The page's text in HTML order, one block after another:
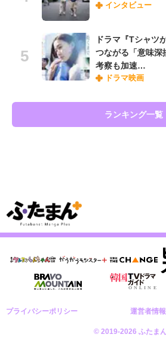
インタビュー
ドラマ『Tシャツ
つながる「意味
考察も加速…
ドラマ映画
ランキング一覧
プライバシーポリシー 運営者情報
© 2019-2026 ふたま